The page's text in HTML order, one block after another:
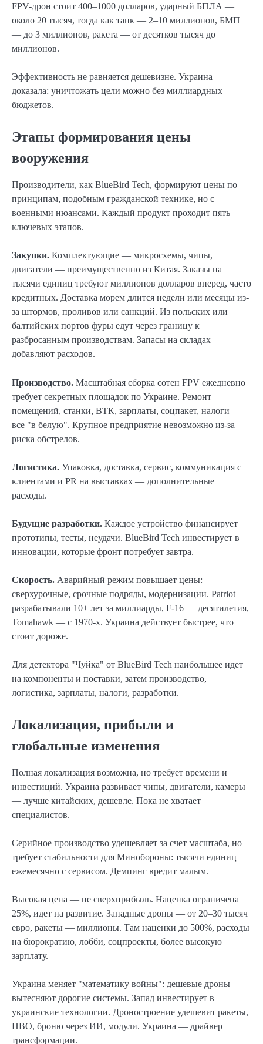
FPV-дрон стоит 400–1000 долларов, ударный БПЛА —
около 20 тысяч, тогда как танк — 2–10 миллионов, БМП
— до 3 миллионов, ракета — от десятков тысяч до
миллионов.
Эффективность не равняется дешевизне. Украина
доказала: уничтожать цели можно без миллиардных
бюджетов.
Этапы формирования цены
вооружения
Производители, как BlueBird Tech, формируют цены по
принципам, подобным гражданской технике, но с
военными нюансами. Каждый продукт проходит пять
ключевых этапов.
Закупки. Комплектующие — микросхемы, чипы,
двигатели — преимущественно из Китая. Заказы на
тысячи единиц требуют миллионов долларов вперед, часто
кредитных. Доставка морем длится недели или месяцы из-
за штормов, проливов или санкций. Из польских или
балтийских портов фуры едут через границу к
разбросанным производствам. Запасы на складах
добавляют расходов.
Производство. Масштабная сборка сотен FPV ежедневно
требует секретных площадок по Украине. Ремонт
помещений, станки, ВТК, зарплаты, соцпакет, налоги —
все "в белую". Крупное предприятие невозможно из-за
риска обстрелов.
Логистика. Упаковка, доставка, сервис, коммуникация с
клиентами и PR на выставках — дополнительные
расходы.
Будущие разработки. Каждое устройство финансирует
прототипы, тесты, неудачи. BlueBird Tech инвестирует в
инновации, которые фронт потребует завтра.
Скорость. Аварийный режим повышает цены:
сверхурочные, срочные подряды, модернизации. Patriot
разрабатывали 10+ лет за миллиарды, F-16 — десятилетия,
Tomahawk — с 1970-х. Украина действует быстрее, что
стоит дороже.
Для детектора "Чуйка" от BlueBird Tech наибольшее идет
на компоненты и поставки, затем производство,
логистика, зарплаты, налоги, разработки.
Локализация, прибыли и
глобальные изменения
Полная локализация возможна, но требует времени и
инвестиций. Украина развивает чипы, двигатели, камеры
— лучше китайских, дешевле. Пока не хватает
специалистов.
Серийное производство удешевляет за счет масштаба, но
требует стабильности для Минобороны: тысячи единиц
ежемесячно с сервисом. Демпинг вредит малым.
Высокая цена — не сверхприбыль. Наценка ограничена
25%, идет на развитие. Западные дроны — от 20–30 тысяч
евро, ракеты — миллионы. Там наценки до 500%, расходы
на бюрократию, лобби, соцпроекты, более высокую
зарплату.
Украина меняет "математику войны": дешевые дроны
вытесняют дорогие системы. Запад инвестирует в
украинские технологии. Дроностроение удешевит ракеты,
ПВО, броню через ИИ, модули. Украина — драйвер
трансформации.